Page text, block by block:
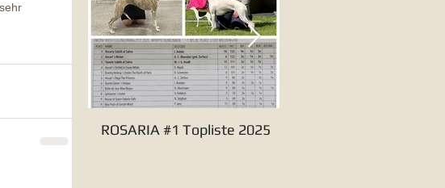
ROSARIA #1 Topliste 2025